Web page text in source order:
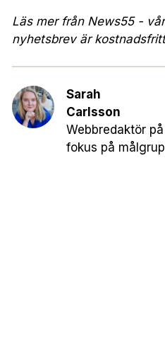
Läs mer från News55 -
nyhetsbrev är
Sarah
Carlsson
Webbredaktör
fokus på